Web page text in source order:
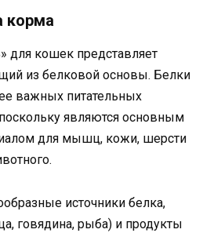
корма
кошек представляет
из белковой основы. Белки
важных питательных
являются основным
для мышц, кожи, шерсти
источники белка,
говядина, рыба) и продукты